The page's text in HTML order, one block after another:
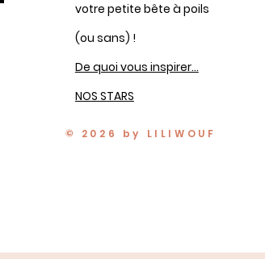
votre petite bête à poils
(ou sans) !
De quoi vous inspirer...
NOS STARS
© 2026 by LILIWOUF